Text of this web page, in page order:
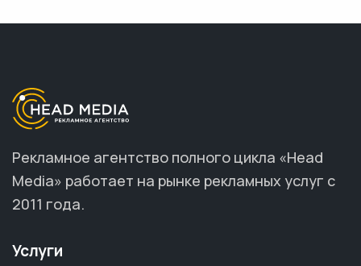
Рекламное агентство полного цикла «Head
Media» работает на рынке рекламных услуг с
2011 года.
Услуги